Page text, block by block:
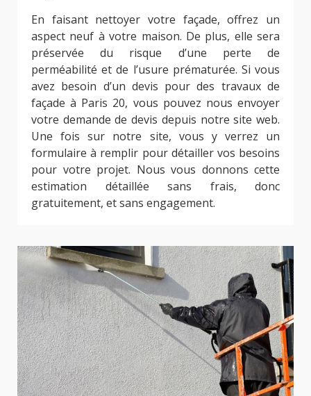
En faisant nettoyer votre façade, offrez un
aspect neuf à votre maison. De plus, elle sera
préservée du risque d’une perte de
perméabilité et de l’usure prématurée. Si vous
avez besoin d’un devis pour des travaux de
façade à Paris 20, vous pouvez nous envoyer
votre demande de devis depuis notre site web.
Une fois sur notre site, vous y verrez un
formulaire à remplir pour détailler vos besoins
pour votre projet. Nous vous donnons cette
estimation détaillée sans frais, donc
gratuitement, et sans engagement.